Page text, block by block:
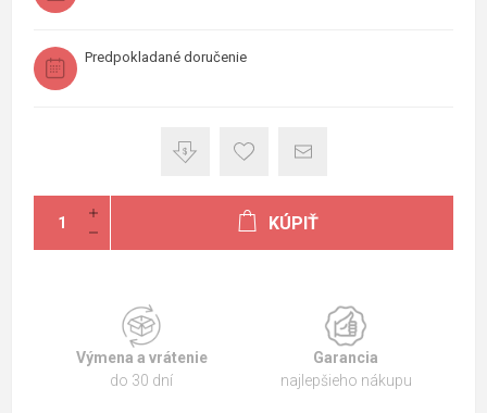
Predpokladané doručenie
KÚPIŤ
Výmena a vrátenie
do 30 dní
Garancia
najlepšieho nákupu